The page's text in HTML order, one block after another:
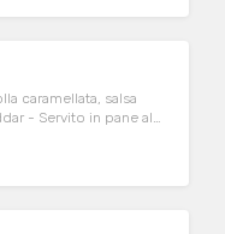
caramellata, salsa
- Servito in pane al